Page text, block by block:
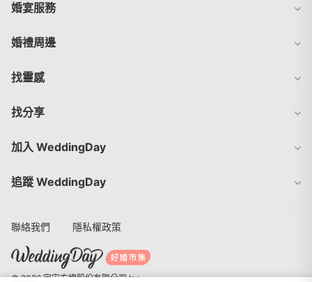
婚宴服務
婚禮周邊
找靈感
找分享
加入 WeddingDay
追蹤 WeddingDay
聯絡我們 隱私權政策
© 2026 宇宙方塊股份有限公司 Inc.